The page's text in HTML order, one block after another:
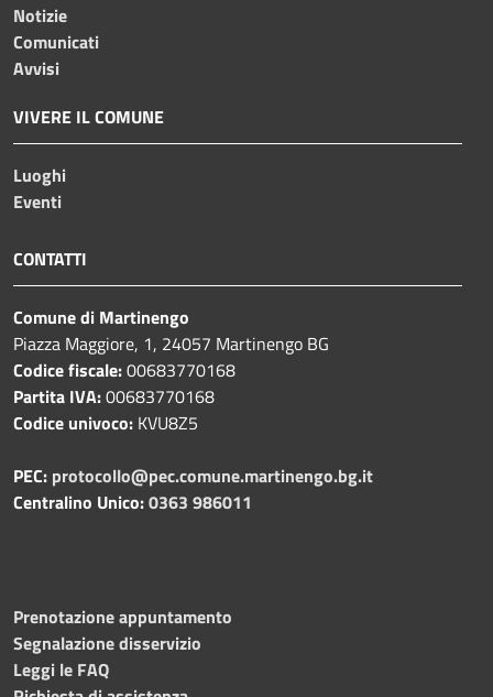
Notizie
Comunicati
Avvisi
VIVERE IL COMUNE
Luoghi
Eventi
CONTATTI
Comune di Martinengo
Piazza Maggiore, 1, 24057 Martinengo BG
Codice fiscale:00683770168
Partita IVA:00683770168
Codice univoco: KVU8Z5
PEC: protocollo@pec.comune.martinengo.bg.it
Centralino Unico:0363 986011
Prenotazione appuntamento
Segnalazione disservizio
Leggi le FAQ